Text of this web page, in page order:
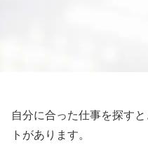
自分に合った仕事を探す
トがあります。